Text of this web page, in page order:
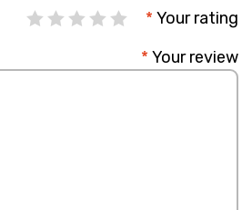
Your rating
*
Your review
*